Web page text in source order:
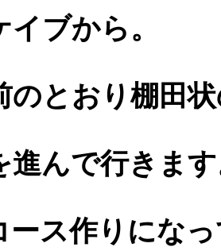
ブから。
のとおり棚田
んで行きます
ス作りになっ